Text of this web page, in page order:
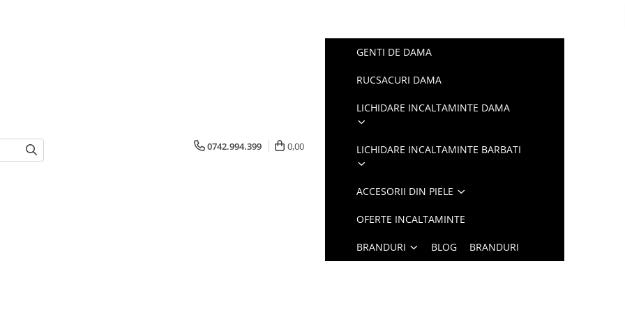
0742.994.399 0,00
GENTI DE DAMA
RUCSACURI DAMA
LICHIDARE INCALTAMINTE DAMA
LICHIDARE INCALTAMINTE BARBATI
ACCESORII DIN PIELE
OFERTE INCALTAMINTE
BRANDURI BLOG BRANDURI